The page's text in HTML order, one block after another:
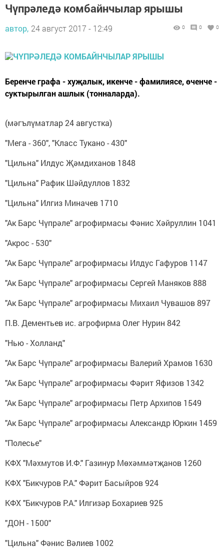
Чүпрәледә комбайнчылар ярышы
автор, 24 август 2017 - 12:49 0 0 0
Беренче графа - хуҗалык, икенче - фамилиясе, өченче -
суктырылган ашлык (тонналарда).
(мәгълүматлар 24 августка)
"Мега - 360", "Класс Тукано - 430"
"Цильна" Илдус Җәмдиханов 1848
"Цильна" Рафик Шәйдуллов 1832
"Цильна" Илгиз Миначев 1710
"Ак Барс Чүпрәле" агрофирмасы Фәнис Хәйруллин 1041
"Акрос - 530"
"Ак Барс Чүпрәле" агрофирмасы Илдус Гафуров 1147
"Ак Барс Чүпрәле" агрофирмасы Сергей Маняков 888
"Ак Барс Чүпрәле" агрофирмасы Михаил Чувашов 897
П.В. Дементьев ис. агрофирма Олег Нурин 842
"Нью - Холланд"
"Ак Барс Чүпрәле" агрофирмасы Валерий Храмов 1630
"Ак Барс Чүпрәле" агрофирмасы Фәрит Яфизов 1342
"Ак Барс Чүпрәле" агрофирмасы Петр Архипов 1549
"Ак Барс Чүпрәле" агрофирмасы Александр Юркин 1459
"Полесье"
КФХ "Мәхмутов И.Ф." Газинур Мөхәммәтҗанов 1260
КФХ "Бикчуров Р.А." Фәрит Басыйров 924
КФХ "Бикчуров Р.А." Илгизәр Бохариев 925
"ДОН - 1500"
"Цильна" Фәнис Вәлиев 1002